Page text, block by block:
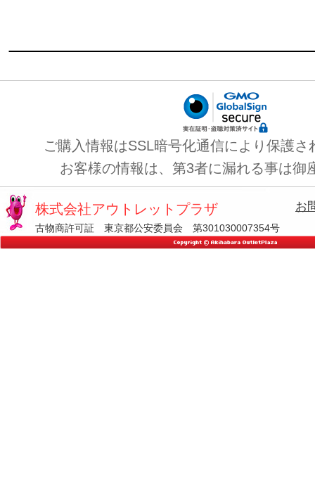
ご購入情報はSSL暗号化通信により保護さ
お客様の情報は、第3者に漏れる事は御
株式会社アウトレットプラザ
古物商許可証 東京都公安委員会 第301030007354号
お